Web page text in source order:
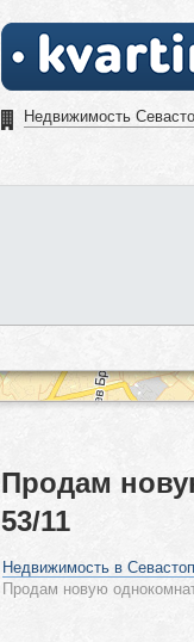
Недвижимость
Продам
53/11
Недвижимость в
Продам новую